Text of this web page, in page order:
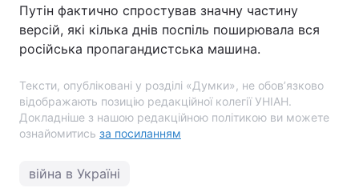
Путін фактично спростував значну частину
версій, які кілька днів поспіль поширювала вся
російська пропагандистська машина.
Тексти, опубліковані у розділі «Думки», не обов’язково
відображають позицію редакційної колегії УНІАН.
Докладніше з нашою редакційною політикою ви можете
ознайомитись за посиланням
війна в Україні